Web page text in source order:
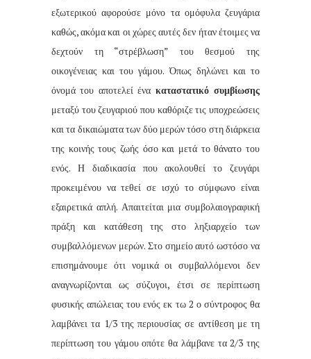
εξωτερικού αφορούσε μόνο τα ομόφυλα ζευγάρια
καθώς, ακόμα και οι χώρες αυτές δεν ήταν έτοιμες να
δεχτούν τη “στρέβλωση” του θεσμού της
οικογένειας και του γάμου. Όπως δηλώνει και το
όνομά του αποτελεί ένα καταστατικό συμβίωσης
μεταξύ του ζευγαριού που καθόριζε τις υποχρεώσεις
και τα δικαιώματα των δύο μερών τόσο στη διάρκεια
της κοινής τους ζωής όσο και μετά το θάνατο του
ενός. Η διαδικασία που ακολουθεί το ζευγάρι
προκειμένου να τεθεί σε ισχύ το σύμφωνο είναι
εξαιρετικά απλή. Απαιτείται μια συμβολαιογραφική
πράξη και κατάθεση της στο ληξιαρχείο των
συμβαλλόμενων μερών. Στο σημείο αυτό ωστόσο να
επισημάνουμε ότι νομικά οι συμβαλλόμενοι δεν
αναγνωρίζονται ως σύζυγοι, έτσι σε περίπτωση
φυσικής απώλειας του ενός εκ τω 2 ο σύντροφος θα
λαμβάνει τα 1/3 της περιουσίας σε αντίθεση με τη
περίπτωση του γάμου οπότε θα λάμβανε τα 2/3 της